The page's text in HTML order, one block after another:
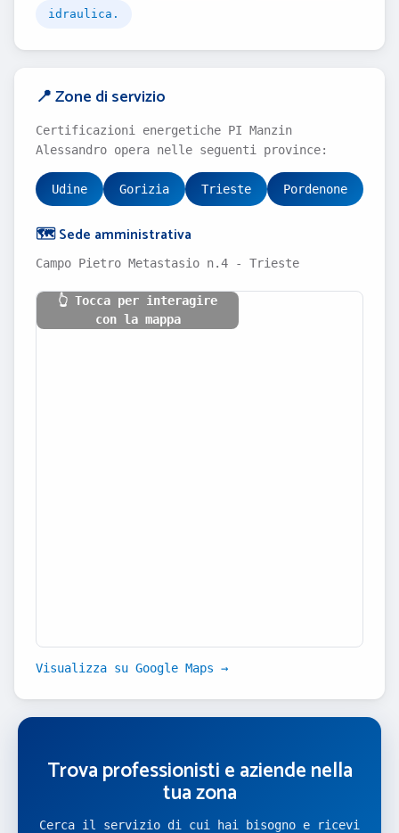
idraulica.
📍 Zone di servizio
Certificazioni energetiche PI Manzin
Alessandro opera nelle seguenti province:
Udine Gorizia Trieste Pordenone
🗺️ Sede amministrativa
Campo Pietro Metastasio n.4 - Trieste
👆 Tocca per interagire
con la mappa
Visualizza su Google Maps →
Trova professionisti e aziende nella
tua zona
Cerca il servizio di cui hai bisogno e ricevi